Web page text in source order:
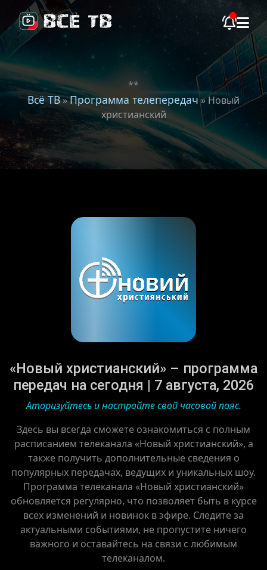
**
Всё ТВ»Программа телепередач» Новый
христианский
«Новый христианский» – программа
передач на сегодня | 7 августа, 2026
Аторизуйтесь и настройте свой часовой пояс.
Здесь вы всегда сможете ознакомиться с полным
расписанием телеканала «Новый христианский», а
также получить дополнительные сведения о
популярных передачах, ведущих и уникальных шоу.
Программа телеканала «Новый христианский»
обновляется регулярно, что позволяет быть в курсе
всех изменений и новинок в эфире. Следите за
актуальными событиями, не пропустите ничего
важного и оставайтесь на связи с любимым
телеканалом.